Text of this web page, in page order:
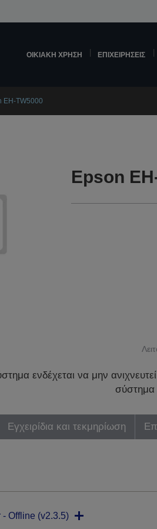
ΟΙΚΙΑΚΉ ΧΡΉΣΗ ΕΠΙΧΕΙΡΉΣΕΙΣ
EH-TW5000
Epson
ενδέχεται να μην
σύστημα
Εγχειρίδια και τεκμηρίωση
Offline (v2.3.5)